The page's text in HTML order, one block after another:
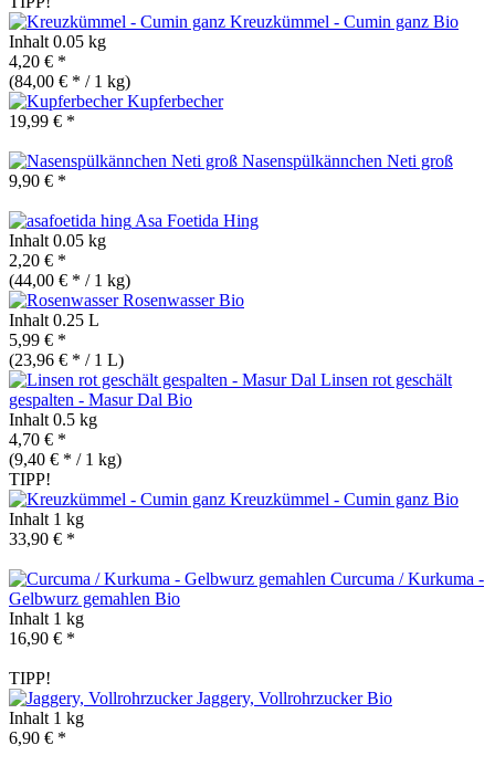
Kreuzkümmel - Cumin ganz Bio
Inhalt 0.05 kg
4,20 € *
(84,00 € * / 1 kg)
Kupferbecher
19,99 € *
Nasenspülkännchen Neti groß
9,90 € *
Asa Foetida Hing
Inhalt 0.05 kg
2,20 € *
(44,00 € * / 1 kg)
RosenwasserBio
Inhalt 0.25 L
5,99 € *
(23,96 € * / 1 L)
Linsen rot geschält
gespalten - Masur Dal Bio
Inhalt 0.5 kg
4,70 € *
(9,40 € * / 1 kg)
TIPP!
Kreuzkümmel - Cumin ganz Bio
Inhalt 1 kg
33,90 € *
Curcuma / Kurkuma -
Gelbwurz gemahlen Bio
Inhalt 1 kg
16,90 € *
TIPP!
Jaggery, VollrohrzuckerBio
Inhalt 1 kg
6,90 € *